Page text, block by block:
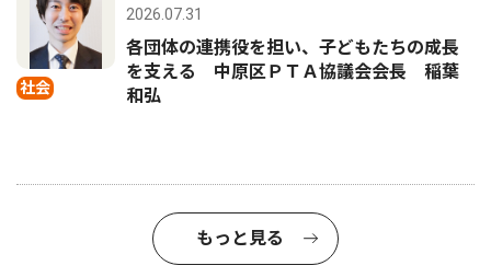
社会
2026.07.31
各団体の連携役を担い、子どもたちの成長
を支える 中原区ＰＴＡ協議会会長 稲葉
和弘
もっと見る